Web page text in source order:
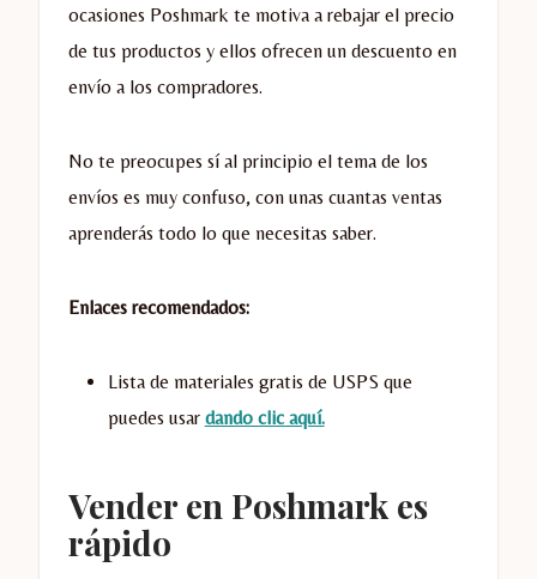
ocasiones Poshmark te motiva a rebajar el precio
de tus productos y ellos ofrecen un descuento en
envío a los compradores.
No te preocupes sí al principio el tema de los
envíos es muy confuso, con unas cuantas ventas
aprenderás todo lo que necesitas saber.
Enlaces recomendados:
Lista de materiales gratis de USPS que
puedes usar dando clic aquí.
Vender en Poshmark es
rápido